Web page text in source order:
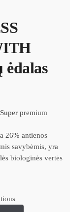
premium
26% antienos
savybėmis, yra
biologinės vertės